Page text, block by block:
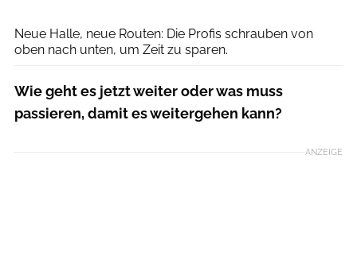
Neue Halle, neue Routen: Die Profis schrauben von
oben nach unten, um Zeit zu sparen.
Wie geht es jetzt weiter oder was muss
passieren, damit es weitergehen kann?
ANZEIGE